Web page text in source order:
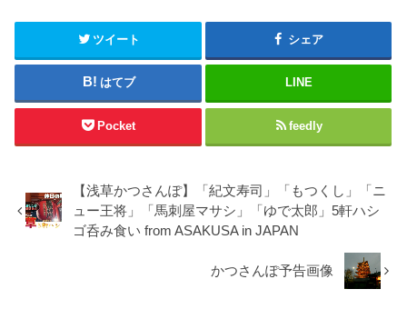
ツイート シェア
はてブ LINE
Pocket feedly
【浅草かつさんぽ】「紀文寿司」「もつくし」「ニ
ュー王将」「馬刺屋マサシ」「ゆで太郎」5軒ハシ
ゴ呑み食い from ASAKUSA in JAPAN
かつさんぽ予告画像